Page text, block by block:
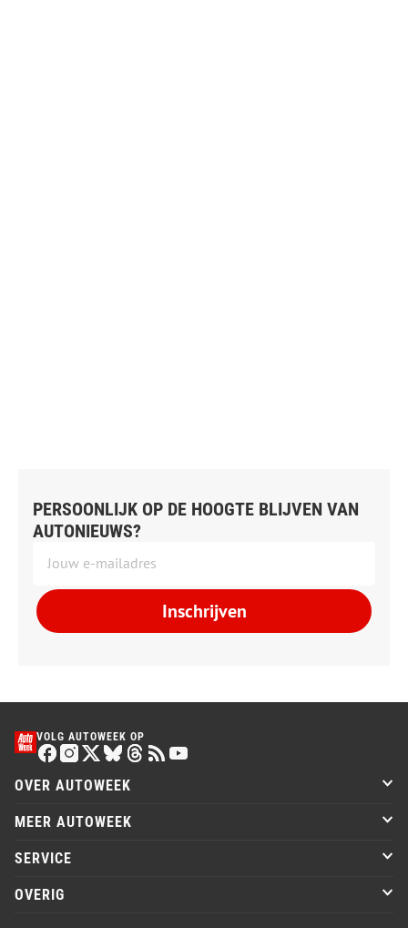
PERSOONLIJK OP DE HOOGTE BLIJVEN VAN
AUTONIEUWS?
Inschrijven
VOLG AUTOWEEK OP
OVER AUTOWEEK
MEER AUTOWEEK
SERVICE
OVERIG